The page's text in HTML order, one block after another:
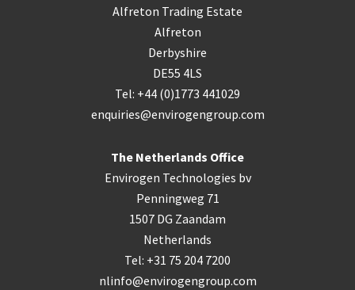
Alfreton Trading Estate
Alfreton
Derbyshire
DE55 4LS
Tel: +44 (0)1773 441029
enquiries@envirogengroup.com
The Netherlands Office
Envirogen Technologies bv
Penningweg 71
1507 DG Zaandam
Netherlands
Tel: +31 75 204 7200
nlinfo@envirogengroup.com